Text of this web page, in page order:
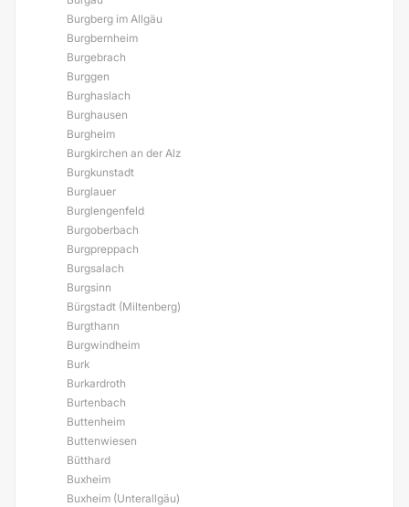
Burgberg im Allgäu
Burgbernheim
Burgebrach
Burggen
Burghaslach
Burghausen
Burgheim
Burgkirchen an der Alz
Burgkunstadt
Burglauer
Burglengenfeld
Burgoberbach
Burgpreppach
Burgsalach
Burgsinn
Bürgstadt (Miltenberg)
Burgthann
Burgwindheim
Burk
Burkardroth
Burtenbach
Buttenheim
Buttenwiesen
Bütthard
Buxheim
Buxheim (Unterallgäu)